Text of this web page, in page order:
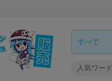
人気ワード